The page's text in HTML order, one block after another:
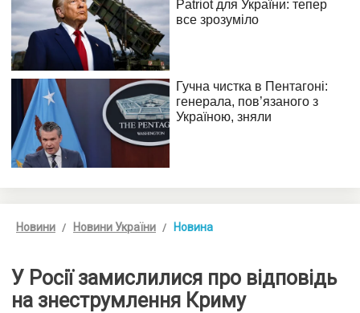
Новини Новини України Новина
У Росії замислилися про відповідь
на знеструмлення Криму